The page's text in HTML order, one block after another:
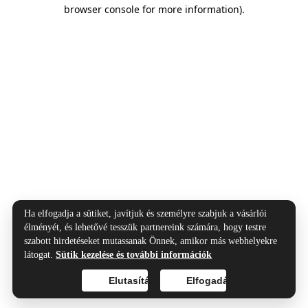
browser console for more information).
Ha elfogadja a sütiket, javítjuk és személyre szabjuk a vásárlói
élményét, és lehetővé tesszük partnereink számára, hogy testre
szabott hirdetéseket mutassanak Önnek, amikor más webhelyekre
látogat.Sütik kezelése és további információk
Elfogadás
Elutasítás